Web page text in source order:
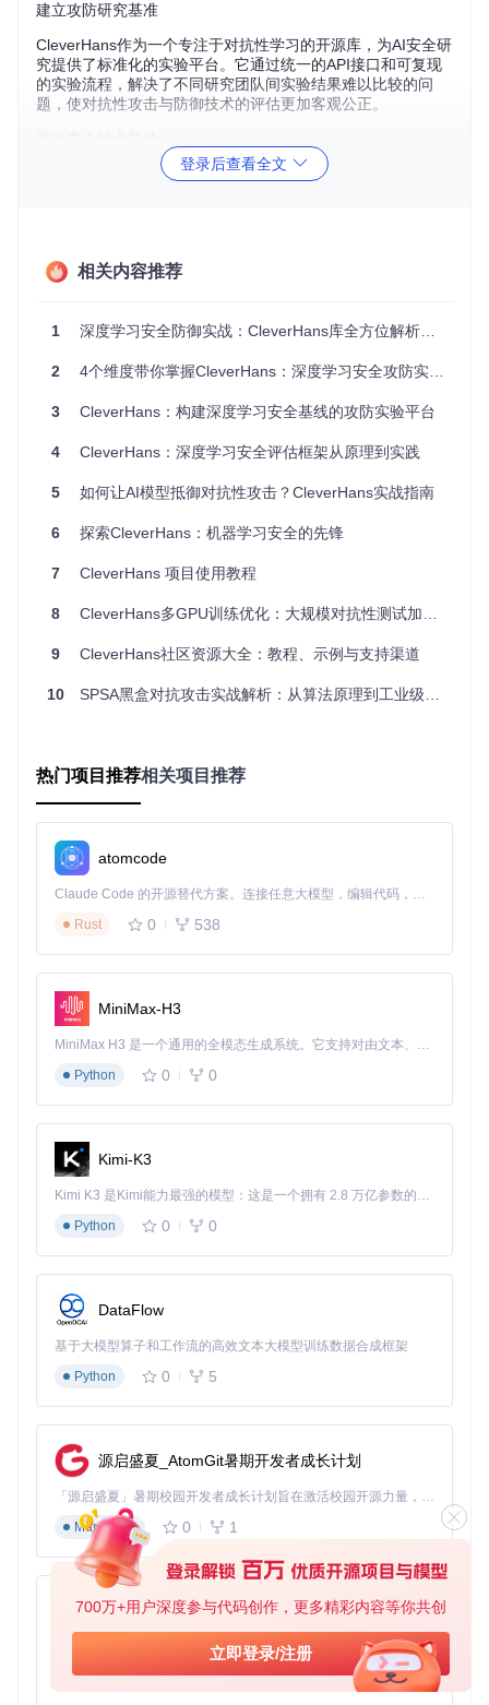
700万+用户深度参与代码创作，更多精彩内容等你共创
立即登录/注册
建立攻防研究基准
CleverHans作为一个专注于对抗性学习的开源库，为AI安全研
究提供了标准化的实验平台。它通过统一的API接口和可复现
的实验流程，解决了不同研究团队间实验结果难以比较的问
题，使对抗性攻击与防御技术的评估更加客观公正。
该项目不仅服务于学术研究，更致力于将前沿的对抗性防御技
实践小贴士：在评估模型安全性时，建议同时使用白盒和黑盒
击
型
白
攻
梯度符号法）
利用损失函数梯
样本
已知的场景
白
攻
度下降）
对抗样本生成方
法
攻击的场景
盒
攻
击
undary Attac
通过边界探索寻
找对抗样本
黑
盒
攻
击
ZOO（零阶优
打造多层次防御策略
对抗训练 ：通过在训练过程中引入对抗样本来增强模型的鲁
输入变换：包括随机裁剪、缩放和噪声添加等预处理方法，
破坏对抗样本的特定模式。这种方法计算成本低，但可能对
模型正常性能产生一定影响。
防御蒸馏
：通过训练一个"学生"模型来模仿"教师"模型在不
同温度下的输出，增强模型对输入扰动的稳定性。该方法在
实现跨框架兼容设计
CleverHans的架构设计支持多种深度学习框架，包括TensorFl
ow、PyTorch和JAX等。这种跨框架兼容性不仅扩大了库的适
统一的接口设计，研究人员可以方便地在不同框架中实现相同
的攻击和防御策略。
实践小贴士：在选择防御策略时，需权衡模型性能、计算成本
和防御效果。对于资源受限的应用场景，输入变换可能是更实
际的选择；而对于安全要求极高的系统，建议采用对抗训练等
更彻底的防御方法。
提供全面实践指南
环境配置与基础使用
开始使用CleverHans需要先进行环境配置。推荐使用Python
3.7及以上版本，并通过以下命令克隆仓库：
登录后查看全文
相关内容推荐
1 深度学习安全防御实战：CleverHans库全方位解析与应用指南
2 4个维度带你掌握CleverHans：深度学习安全攻防实战指南
3 CleverHans：构建深度学习安全基线的攻防实验平台
4 CleverHans：深度学习安全评估框架从原理到实践
5 如何让AI模型抵御对抗性攻击？CleverHans实战指南
6 探索CleverHans：机器学习安全的先锋
7 CleverHans 项目使用教程
8 CleverHans多GPU训练优化：大规模对抗性测试加速方案
9 CleverHans社区资源大全：教程、示例与支持渠道
10 SPSA黑盒对抗攻击实战解析：从算法原理到工业级应用
热门项目推荐相关项目推荐
atomcode
Claude Code 的开源替代方案。连接任意大模型，编辑代码，运行命令，自动验证 — 全自动执行。用 Rust 构建，极致性能。 ｜ An open-source alternative to Claude Code. Connect any LLM, edit code, run commands, and verify changes — autonomously. Built in Rust for speed. Get Started
Rust
0 538
MiniMax-H3
MiniMax H3 是一个通用的全模态生成系统。它支持对由文本、图像、视频和音频组成的多模态上下文进行统一理解，并能生成分辨率高达 2K、时长可达 15 秒的带原生立体声音频的视频。得益于面向任务泛化的系统设计，H3 在预训练阶段就已具备广泛的多模态上下文理解与生成能力，能够出色地执行复杂的多模态指令。
Python
0 0
Kimi-K3
Kimi K3 是Kimi能力最强的模型：这是一个拥有 2.8 万亿参数的混合专家（MoE）模型，具备原生视觉理解能力，并支持 100 万 token 的上下文窗口。
Python
0 0
DataFlow
基于大模型算子和工作流的高效文本大模型训练数据合成框架
Python
0 5
源启盛夏_AtomGit暑期开发者成长计划
「源启盛夏」暑期校园开发者成长计划旨在激活校园开源力量，通过积分激励、认证扶持、资源倾斜等形式，引导高校组织和开发者完成「入驻 — 建项目 — 做贡献 — 获认证 — 得资源」的完整闭环。无论你是想带领社团入驻平台的组织者，还是希望用代码贡献证明自己的开发者，都能在这里找到属于你的成长路径。
Markdown
0 1
py-xiaozhi
基于Python的Xiaozhi AI，适用于想要完整Xiaozhi体验而无需拥有专用硬件的用户。
Python
0 1